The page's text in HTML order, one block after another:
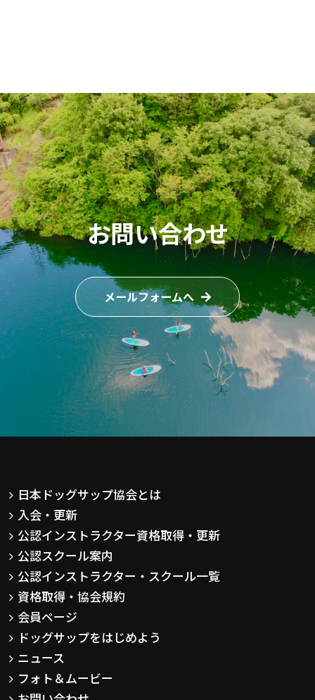
お問い合わせ
メールフォームへ
日本ドッグサップ協会とは
入会・更新
公認インストラクター資格取得・更新
公認スクール案内
公認インストラクター・スクール一覧
資格取得・協会規約
会員ページ
ドッグサップをはじめよう
ニュース
フォト＆ムービー